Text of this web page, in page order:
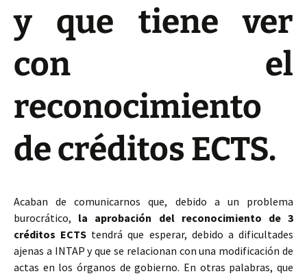
y que tiene ver
con el
reconocimiento
de créditos ECTS.
Acaban de comunicarnos que, debido a un problema
burocrático, la aprobación del reconocimiento de 3
créditos ECTS tendrá que esperar, debido a dificultades
ajenas a INTAP y que se relacionan con una modificación de
actas en los órganos de gobierno. En otras palabras, que